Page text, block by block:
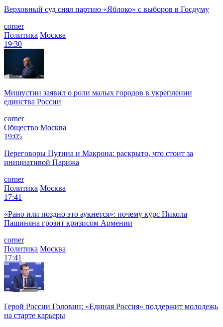
Верховный суд снял партию «Яблоко» с выборов в Госдуму
corner
Политика Москва
19:30
Мишустин заявил о роли малых городов в укреплении
единства России
corner
Общество Москва
19:05
Переговоры Путина и Макрона: раскрыто, что стоит за
инициативой Парижа
corner
Политика Москва
17:41
«Рано или поздно это аукнется»: почему курс Никола
Пашиняна грозит кризисом Армении
corner
Политика Москва
17:41
Герой России Головин: «Единая Россия» поддержит молодежь
на старте карьеры